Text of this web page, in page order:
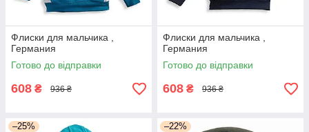
Флиски для мальчика ,
Германия
Готово до відправки
608 ₴ 936 ₴
Флиски для мальчика ,
Германия
Готово до відправки
608 ₴ 936 ₴
–25% –22%